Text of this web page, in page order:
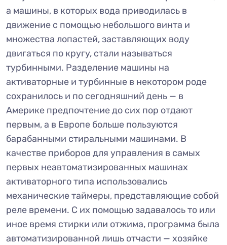
а машины, в которых вода приводилась в
движение с помощью небольшого винта и
множества лопастей, заставляющих воду
двигаться по кругу, стали называться
турбинными. Разделение машины на
активаторные и турбинные в некотором роде
сохранилось и по сегодняшний день — в
Америке предпочтение до сих пор отдают
первым, а в Европе больше пользуются
барабанными стиральными машинами. В
качестве приборов для управления в самых
первых неавтоматизированных машинах
активаторного типа использовались
механические таймеры, представляющие собой
реле времени. С их помощью задавалось то или
иное время стирки или отжима, программа была
автоматизированной лишь отчасти — хозяйке